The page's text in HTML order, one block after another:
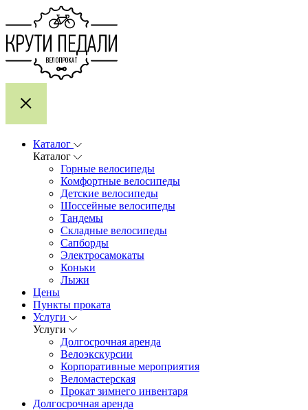
Каталог
Каталог
Горные велосипеды
Комфортные велосипеды
Детские велосипеды
Шоссейные велосипеды
Тандемы
Складные велосипеды
Сапборды
Электросамокаты
Коньки
Лыжи
Цены
Пункты проката
Услуги
Услуги
Долгосрочная аренда
Велоэкскурсии
Корпоративные мероприятия
Веломастерская
Прокат зимнего инвентаря
Долгосрочная аренда